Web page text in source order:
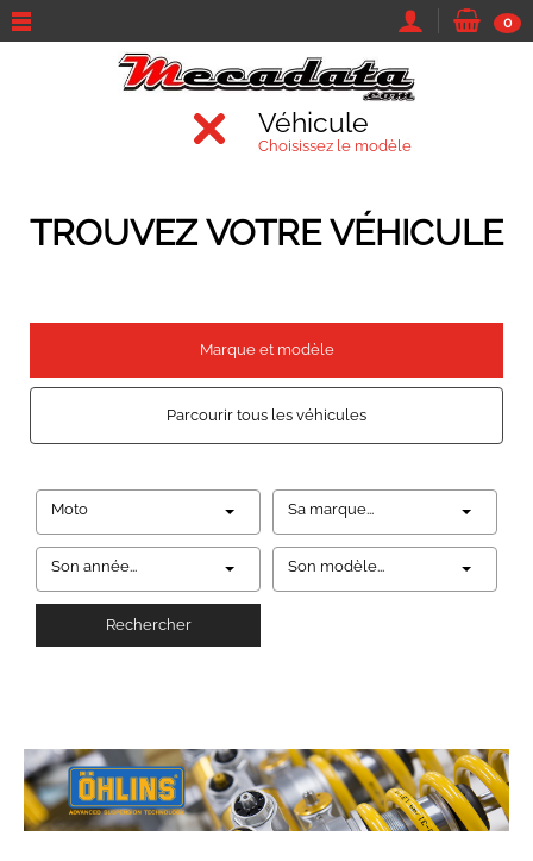
0
Véhicule
Choisissez le modèle
TROUVEZ VOTRE VÉHICULE
Marque et modèle
Parcourir tous les véhicules
Moto Sa marque...
Son année... Son modèle...
Rechercher